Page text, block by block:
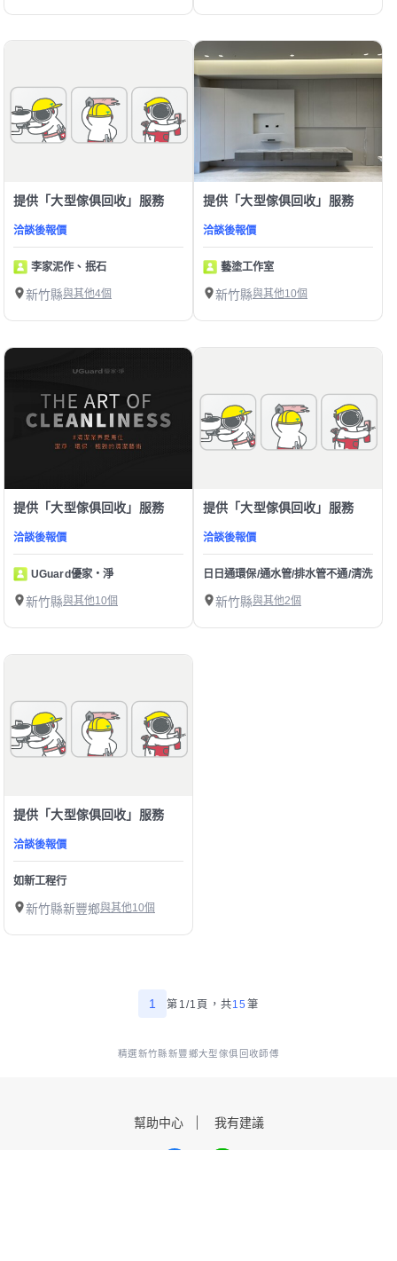
提供「大型傢俱回收」服務
洽談後報價
李家泥作、抿石
新竹縣與其他4個
提供「大型傢俱回收」服務
洽談後報價
藝塗工作室
新竹縣與其他10個
提供「大型傢俱回收」服務
洽談後報價
UGuard優家・淨
新竹縣與其他10個
提供「大型傢俱回收」服務
洽談後報價
日日通環保/通水管/排水管不通/清洗水
新竹縣與其他2個
提供「大型傢俱回收」服務
洽談後報價
如新工程行
新竹縣新豐鄉與其他10個
1 第1/1頁， 共15 筆
精選新竹縣新豐鄉大型傢俱回收師傅
幫助中心 我有建議